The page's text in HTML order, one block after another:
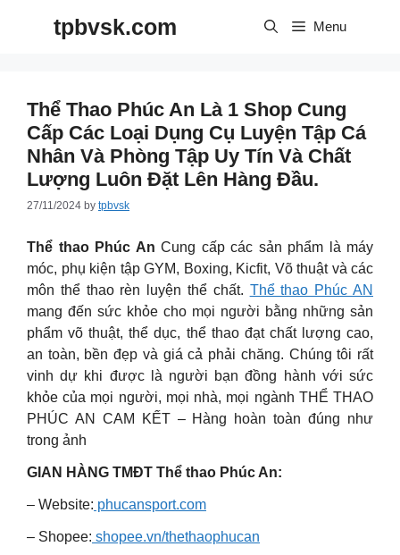
tpbvsk.com Menu
Thể Thao Phúc An Là 1 Shop Cung
Cấp Các Loại Dụng Cụ Luyện Tập Cá
Nhân Và Phòng Tập Uy Tín Và Chất
Lượng Luôn Đặt Lên Hàng Đầu.
27/11/2024 by tpbvsk
Thể thao Phúc An Cung cấp các sản phẩm là máy
móc, phụ kiện tập GYM, Boxing, Kicfit, Võ thuật và các
môn thể thao rèn luyện thể chất. Thể thao Phúc AN
mang đến sức khỏe cho mọi người bằng những sản
phẩm võ thuật, thể dục, thể thao đạt chất lượng cao,
an toàn, bền đẹp và giá cả phải chăng. Chúng tôi rất
vinh dự khi được là người bạn đồng hành với sức
khỏe của mọi người, mọi nhà, mọi ngành THỂ THAO
PHÚC AN CAM KẾT – Hàng hoàn toàn đúng như
trong ảnh
GIAN HÀNG TMĐT Thể thao Phúc An:
– Website: phucansport.com
– Shopee: shopee.vn/thethaophucan